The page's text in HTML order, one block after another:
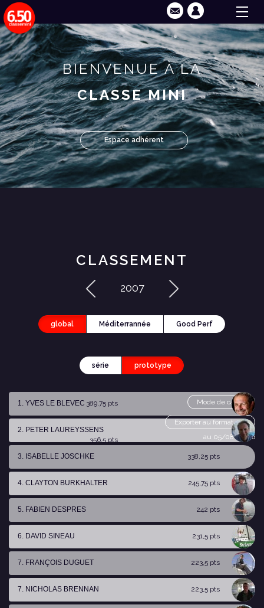
BIENVENUE À LA
CLASSE MINI
Espace adhérent
CLASSEMENT
2007
global Méditerrannée Good Perf
série prototype
Mode de calcul
Exporter au format csv
au 05/08/2026
1. YVES LE BLEVEC 389,75 pts
2. PETER LAUREYSSENS
356,5 pts
3. ISABELLE JOSCHKE
338,25 pts
4. CLAYTON BURKHALTER 245,75 pts
5. FABIEN DESPRES 242 pts
6. DAVID SINEAU 231,5 pts
7. FRANÇOIS DUGUET 223,5 pts
7. NICHOLAS BRENNAN 223,5 pts